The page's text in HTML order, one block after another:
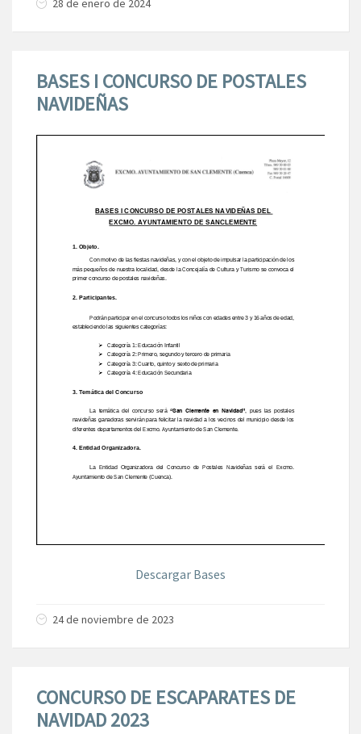
28 de enero de 2024
BASES I CONCURSO DE POSTALES
NAVIDEÑAS
Descargar Bases
24 de noviembre de 2023
CONCURSO DE ESCAPARATES DE
NAVIDAD 2023